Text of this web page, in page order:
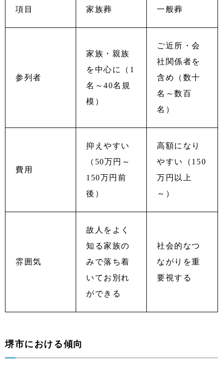
項目 家族葬 一般葬
参列者
家族・親族
を中心に（1
名～40名規
模）
ご近所・会
社関係者を
含め（数十
名～数百
名）
費用
抑えやすい
（50万円～
150万円前
後）
高額になり
やすい（150
万円以上
～）
雰囲気
故人をよく
知る家族の
みで落ち着
いてお別れ
ができる
社会的なつ
ながりを重
要視する
堺市における傾向